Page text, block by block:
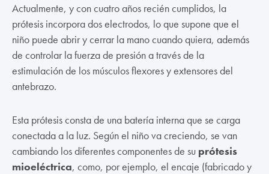
Actualmente, y con cuatro años recién cumplidos, la
prótesis incorpora dos electrodos, lo que supone que el
niño puede abrir y cerrar la mano cuando quiera, además
de controlar la fuerza de presión a través de la
estimulación de los músculos flexores y extensores del
antebrazo.
Esta prótesis consta de una batería interna que se carga
conectada a la luz. Según el niño va creciendo, se van
cambiando los diferentes componentes de su prótesis
mioeléctrica, como, por ejemplo, el encaje (fabricado y